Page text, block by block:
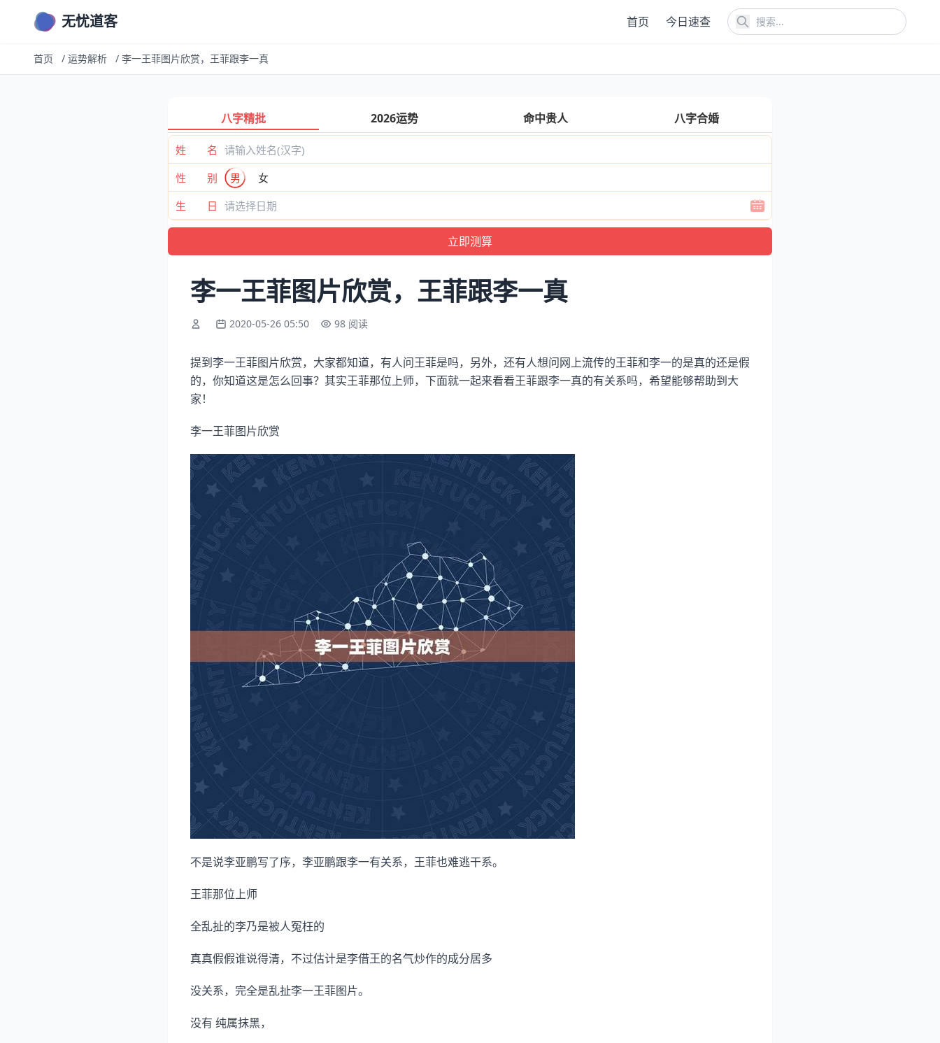
无忧道客 首页 今日速查
首页 / 运势解析 / 李一王菲图片欣赏，王菲跟李一真
八字精批 2026运势 命中贵人 八字合婚
姓 名
性 别
男
女
生 日
李一王菲图片欣赏，王菲跟李一真
2020-05-26 05:50 98 阅读
提到李一王菲图片欣赏，大家都知道，有人问王菲是吗，另外，还有人想问网上流传的王菲和李一的是真的还是假
的，你知道这是怎么回事？其实王菲那位上师，下面就一起来看看王菲跟李一真的有关系吗，希望能够帮助到大
家！
李一王菲图片欣赏
不是说李亚鹏写了序，李亚鹏跟李一有关系，王菲也难逃干系。
王菲那位上师
全乱扯的李乃是被人冤枉的
真真假假谁说得清，不过估计是李借王的名气炒作的成分居多
没关系，完全是乱扯李一王菲图片。
没有 纯属抹黑，